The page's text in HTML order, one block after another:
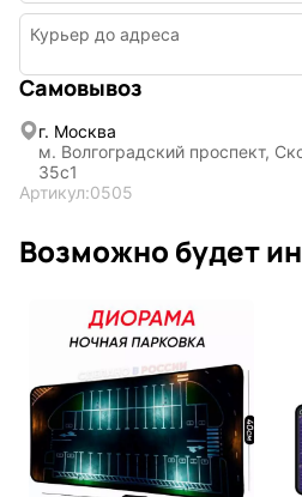
Курьер до адреса
Самовывоз
г. Москва
м. Волгоградский проспект,
35с1
Артикул:0505
Возможно будет
Подарочная